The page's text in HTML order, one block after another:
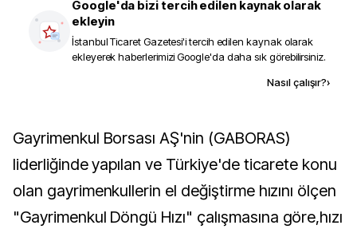
Google'da bizi tercih edilen kaynak olarak
ekleyin
İstanbul Ticaret Gazetesi'i tercih edilen kaynak olarak
ekleyerek haberlerimizi Google'da daha sık görebilirsiniz.
Nasıl çalışır?›
Gayrimenkul Borsası AŞ'nin (GABORAS)
liderliğinde yapılan ve Türkiye'de ticarete konu
olan gayrimenkullerin el değiştirme hızını ölçen
"Gayrimenkul Döngü Hızı" çalışmasına göre,hızı